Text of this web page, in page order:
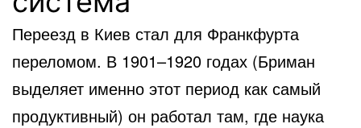
Переезд в Киев стал для Франкфурта
переломом. В 1901–1920 годах (Бриман
выделяет именно этот период как самый
продуктивный) он работал там, где наука